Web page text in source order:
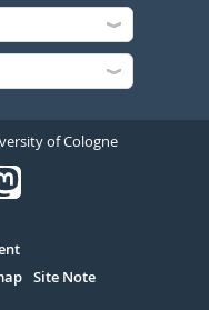
of Cologne
Site Note